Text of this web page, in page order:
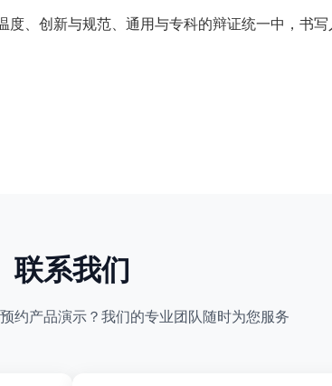
、创新与规范、通用与专科的辩证统一中，书写
联系我们
约产品演示？我们的专业团队随时为您服务